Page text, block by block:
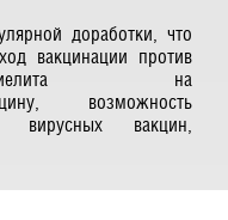
доработки, что
вакцинации против
на
возможность
вирусных вакцин,